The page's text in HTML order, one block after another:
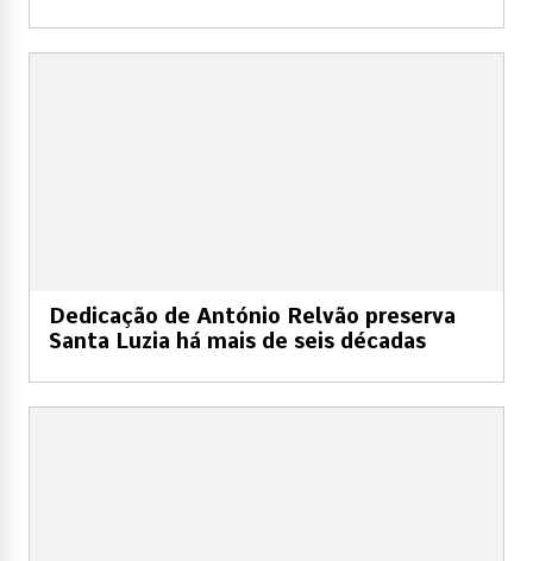
Dedicação de António Relvão preserva
Santa Luzia há mais de seis décadas